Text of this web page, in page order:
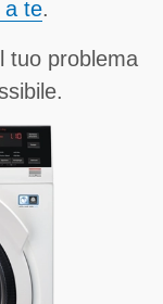
a te.
tuo problema